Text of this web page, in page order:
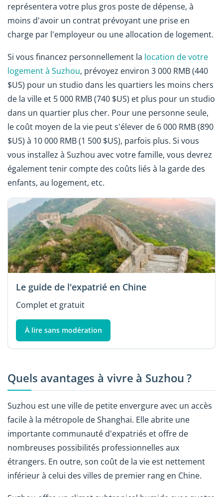
représentera votre plus gros poste de dépense, à
moins d'avoir un contrat prévoyant une prise en
charge par l'employeur ou une allocation de logement.
Si vous financez personnellement la location de votre
logement à Suzhou, prévoyez environ 3 000 RMB (440
$US) pour un studio dans les quartiers les moins chers
de la ville et 5 000 RMB (740 $US) et plus pour un studio
dans un quartier plus cher. Pour une personne seule,
le coût moyen de la vie peut s'élever de 6 000 RMB (890
$US) à 10 000 RMB (1 500 $US), parfois plus. Si vous
vous installez à Suzhou avec votre famille, vous devrez
également tenir compte des coûts liés à la garde des
enfants, au logement, etc.
Le guide de l'expatrié en Chine
Complet et gratuit
À lire sans modération
Quels avantages à vivre à Suzhou ?
Suzhou est une ville de petite envergure avec un accès
facile à la métropole de Shanghai. Elle abrite une
importante communauté d'expatriés et offre de
nombreuses possibilités professionnelles aux
étrangers. En outre, son coût de la vie est nettement
inférieur à celui des villes de premier rang en Chine.